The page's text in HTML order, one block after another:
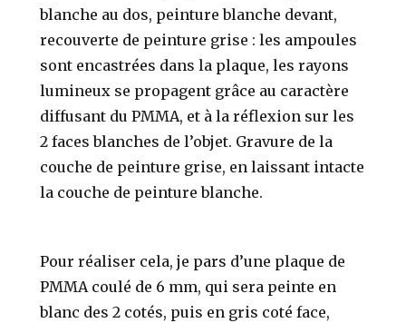
blanche au dos, peinture blanche devant,
recouverte de peinture grise : les ampoules
sont encastrées dans la plaque, les rayons
lumineux se propagent grâce au caractère
diffusant du PMMA, et à la réflexion sur les
2 faces blanches de l’objet. Gravure de la
couche de peinture grise, en laissant intacte
la couche de peinture blanche.
Pour réaliser cela, je pars d’une plaque de
PMMA coulé de 6 mm, qui sera peinte en
blanc des 2 cotés, puis en gris coté face,